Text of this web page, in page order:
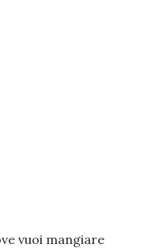
vuoi mangiare